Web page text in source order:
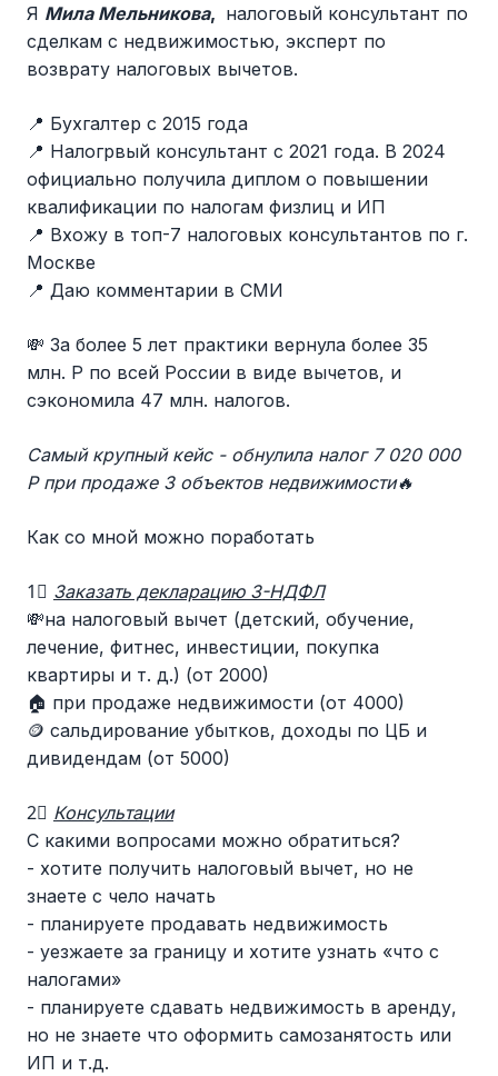
Я Мила Мельникова, налоговый консультант по
сделкам с недвижимостью, эксперт по
возврату налоговых вычетов.
📍 Бухгалтер с 2015 года
📍 Налогрвый консультант с 2021 года. В 2024
официально получила диплом о повышении
квалификации по налогам физлиц и ИП
📍 Вхожу в топ-7 налоговых консультантов по г.
Москве
📍 Даю комментарии в СМИ
💸 За более 5 лет практики вернула более 35
млн. Р по всей России в виде вычетов, и
сэкономила 47 млн. налогов.
Самый крупный кейс - обнулила налог 7 020 000
Р при продаже 3 объектов недвижимости🔥
Как со мной можно поработать
1⃣ Заказать декларацию 3-НДФЛ
💸на налоговый вычет (детский, обучение,
лечение, фитнес, инвестиции, покупка
квартиры и т. д.) (от 2000)
🏠 при продаже недвижимости (от 4000)
🪙 сальдирование убытков, доходы по ЦБ и
дивидендам (от 5000)
2⃣ Консультации
С какими вопросами можно обратиться?
- хотите получить налоговый вычет, но не
знаете с чело начать
- планируете продавать недвижимость
- уезжаете за границу и хотите узнать «что с
налогами»
- планируете сдавать недвижимость в аренду,
но не знаете что оформить самозанятость или
ИП и т.д.